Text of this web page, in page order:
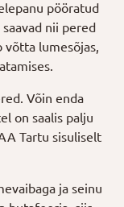
pööratud
nii pered
võtta lumesõjas,
Võin enda
on saalis palju
Tartu sisuliselt
ja seinu